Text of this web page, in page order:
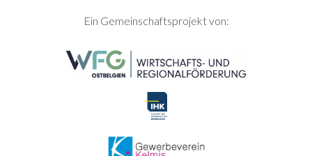
SEITENFUSSEin Gemeinschaftsprojekt von: